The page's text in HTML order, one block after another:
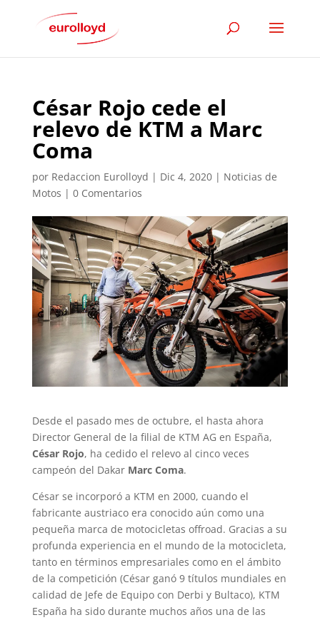
César Rojo cede el
relevo de KTM a Marc
Coma
por Redaccion Eurolloyd | Dic 4, 2020| Noticias de
Motos | 0 Comentarios
Desde el pasado mes de octubre, el hasta ahora
Director General de la filial de KTM AG en España,
César Rojo, ha cedido el relevo al cinco veces
campeón del Dakar Marc Coma.
César se incorporó a KTM en 2000, cuando el
fabricante austriaco era conocido aún como una
pequeña marca de motocicletas offroad. Gracias a su
profunda experiencia en el mundo de la motocicleta,
tanto en términos empresariales como en el ámbito
de la competición (César ganó 9 títulos mundiales en
calidad de Jefe de Equipo con Derbi y Bultaco), KTM
España ha sido durante muchos años una de las